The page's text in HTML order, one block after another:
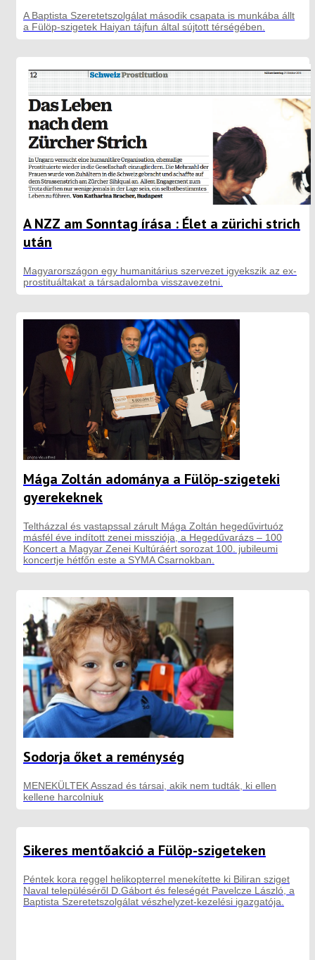
A Baptista Szeretetszolgálat második csapata is munkába állt
a Fülöp-szigetek Haiyan tájfun által sújtott térségében.
A NZZ am Sonntag írása : Élet a zürichi strich
után
Magyarországon egy humanitárius szervezet igyekszik az ex-
prostituáltakat a társadalomba visszavezetni.
Mága Zoltán adománya a Fülöp-szigeteki
gyerekeknek
Teltházzal és vastapssal zárult Mága Zoltán hegedűvirtuóz
másfél éve indított zenei missziója, a Hegedűvarázs – 100
Koncert a Magyar Zenei Kultúráért sorozat 100. jubileumi
koncertje hétfőn este a SYMA Csarnokban.
Sodorja őket a reménység
MENEKÜLTEK Asszad és társai, akik nem tudták, ki ellen
kellene harcolniuk
Sikeres mentőakció a Fülöp-szigeteken
Péntek kora reggel helikopterrel menekítette ki Biliran sziget
Naval településéről D.Gábort és feleségét Pavelcze László, a
Baptista Szeretetszolgálat vészhelyzet-kezelési igazgatója.